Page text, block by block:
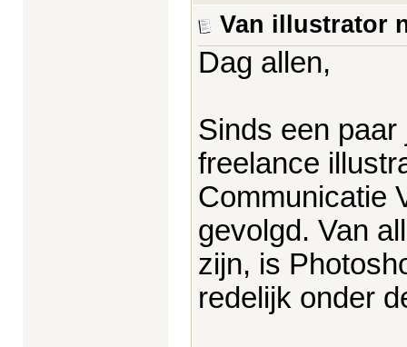
Van illustrator
Dag allen,
Sinds een
freelance
Communicatie
gevolgd. Van
zijn, is
redelijk onder